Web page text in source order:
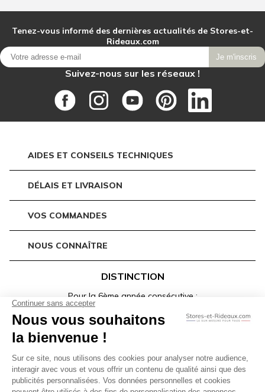
Tenez-vous informé des dernières actualités de Stores-et-
Rideaux.com
Je m'inscris
Suivez-nous sur les réseaux !
AIDES ET CONSEILS TECHNIQUES
DÉLAIS ET LIVRAISON
VOS COMMANDES
NOUS CONNAÎTRE
DISTINCTION
Pour la 6ème année consécutive :